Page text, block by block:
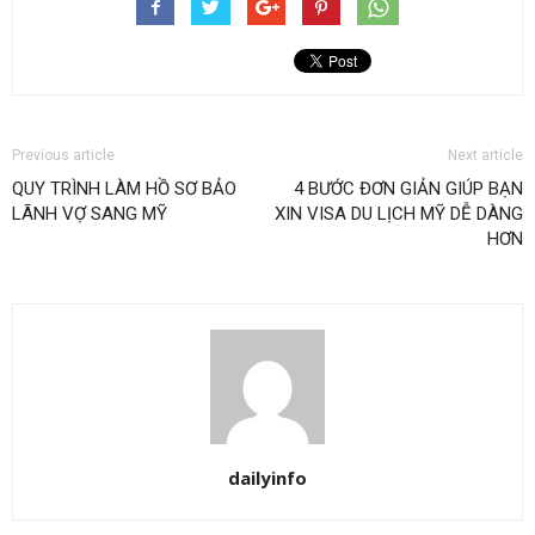
Previous article
QUY TRÌNH LÀM HỒ SƠ BẢO
LÃNH VỢ SANG MỸ
Next article
4 BƯỚC ĐƠN GIẢN GIÚP BẠN
XIN VISA DU LỊCH MỸ DỄ DÀNG
HƠN
dailyinfo